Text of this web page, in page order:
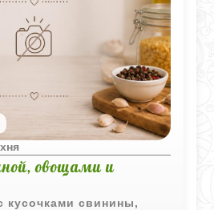
овощами и
свинины,